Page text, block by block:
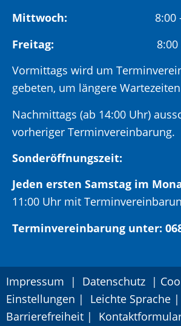
Mittwoch: 8:00 –
Freitag:
Vormittags wird um
gebeten, um längere
Nachmittags (ab 14:00 Uhr)
vorheriger Terminvereinbarung.
Sonderöffnungszeit:
Jeden ersten Samstag im
11:00 Uhr mit
Terminvereinbarung unter:
Impressum | Datenschutz |
Einstellungen | Leichte Sprache |
Barrierefreiheit |